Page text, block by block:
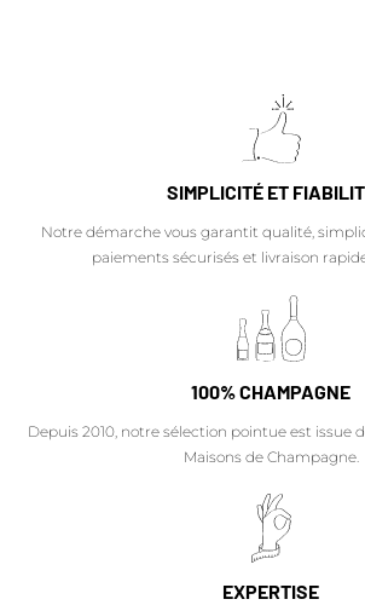
SIMPLICITÉ ET
Notre démarche vous garantit qualité,
paiements sécurisés et livraison
100% CHAMPAGNE
Depuis 2010, notre sélection pointue est issue
Maisons de Champagne.
EXPERTISE